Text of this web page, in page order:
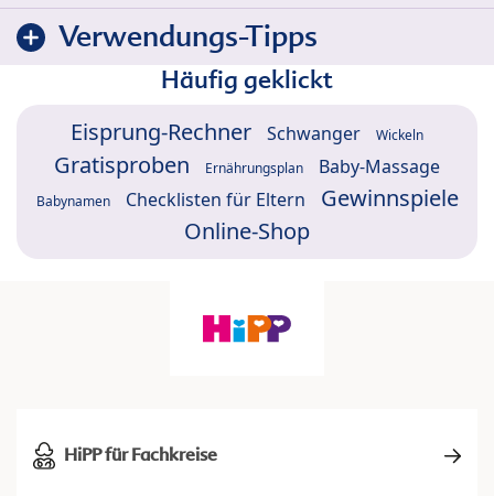
Verwendungs-Tipps
Häufig geklickt
Eisprung-Rechner Schwanger Wickeln
Gratisproben Ernährungsplan Baby-Massage
Babynamen Checklisten für Eltern
Gewinnspiele
Online-Shop
HiPP für Fachkreise